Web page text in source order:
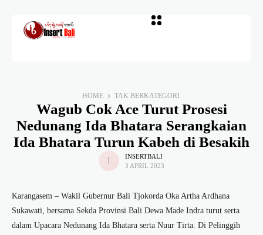
HOME TAK BERKATEGORI
Wagub Cok Ace Turut Prosesi
Nedunang Ida Bhatara Serangkaian
Ida Bhatara Turun Kabeh di Besakih
INSERTBALI
3 APRIL 2023
Karangasem – Wakil Gubernur Bali Tjokorda Oka Artha Ardhana
Sukawati, bersama Sekda Provinsi Bali Dewa Made Indra turut serta
dalam Upacara Nedunang Ida Bhatara serta Nuur Tirta. Di Pelinggih